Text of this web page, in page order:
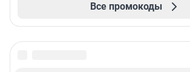
Все промокоды